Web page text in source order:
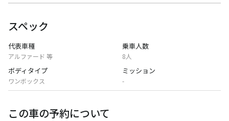
スペック
代表車種
アルファード 等
乗車人数
8人
ボディタイプ
ワンボックス
ミッション
-
この車の予約について